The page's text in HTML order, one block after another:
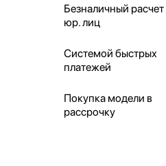
Безналичный расчет
юр. лиц
Системой быстрых
платежей
Покупка модели в
рассрочку